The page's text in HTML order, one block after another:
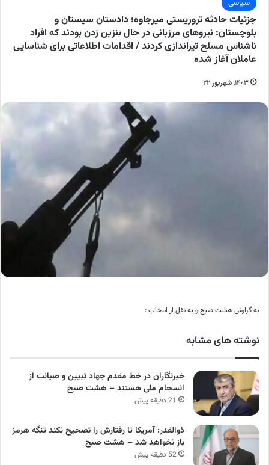
سیاسی
جزئیات حادثه تروریستی میرجاوه؛ دادستان سیستان و
بلوچستان: نیرو‌های مرزبانی در حال بنزین زدن بودند که افراد
ناشناس مسلح تیراندازی کردند / اقدامات اطلاعاتی برای شناسایی
عاملان آغاز شده
۱۴۰۳, شهریور ۲۲
به گزارش هشت صبح و به نقل از انتخاب :
نوشته های مشابه
خبرنگاران در خط مقدم جهاد تبیین و صیانت از
انسجام ملی هستند – هشت صبح
21 دقیقه پیش
ذوالقدر: آمریکا تا رفتارش را تصحیح نکند تنگه هرمز
باز نخواهد شد – هشت صبح
52 دقیقه پیش